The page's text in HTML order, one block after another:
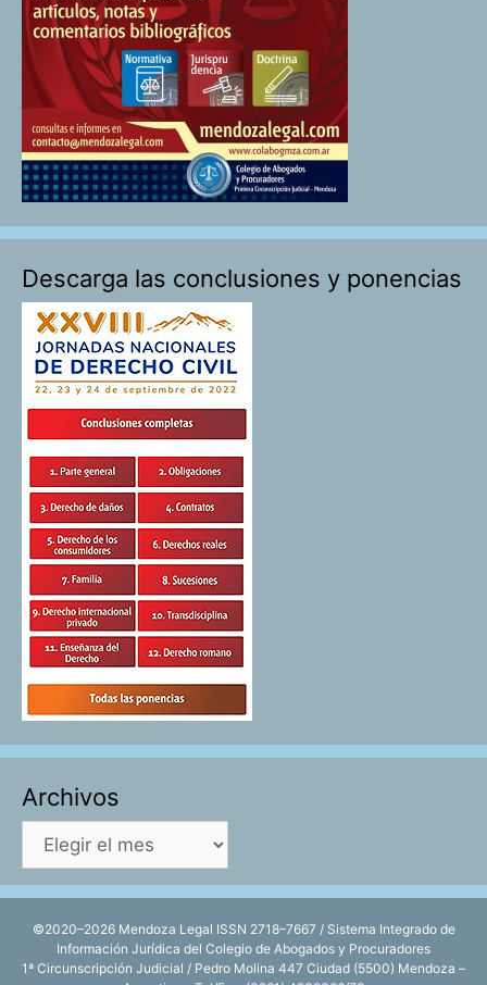
Descarga las conclusiones y ponencias
Archivos
Archivos
©2020–2026 Mendoza Legal ISSN 2718–7667 / Sistema Integrado de
Información Jurídica del Colegio de Abogados y Procuradores
1ª Circunscripción Judicial / Pedro Molina 447 Ciudad (5500) Mendoza –